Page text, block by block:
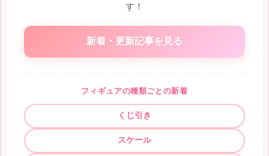
す！
新着・更新記事を見る
フィギュアの種類ごとの新着
くじ引き
スケール